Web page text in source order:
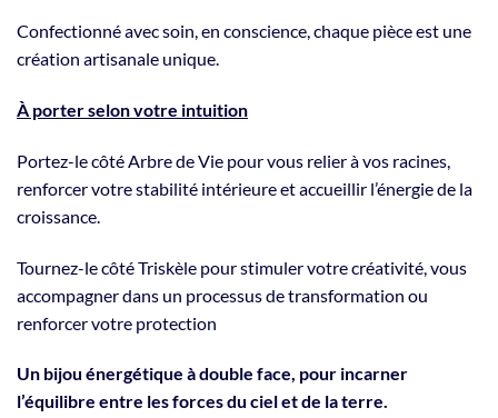
Confectionné avec soin, en conscience, chaque pièce est une
création artisanale unique.
À porter selon votre intuition
Portez-le côté Arbre de Vie pour vous relier à vos racines,
renforcer votre stabilité intérieure et accueillir l’énergie de la
croissance.
Tournez-le côté Triskèle pour stimuler votre créativité, vous
accompagner dans un processus de transformation ou
renforcer votre protection
Un bijou énergétique à double face, pour incarner
l’équilibre entre les forces du ciel et de la terre.